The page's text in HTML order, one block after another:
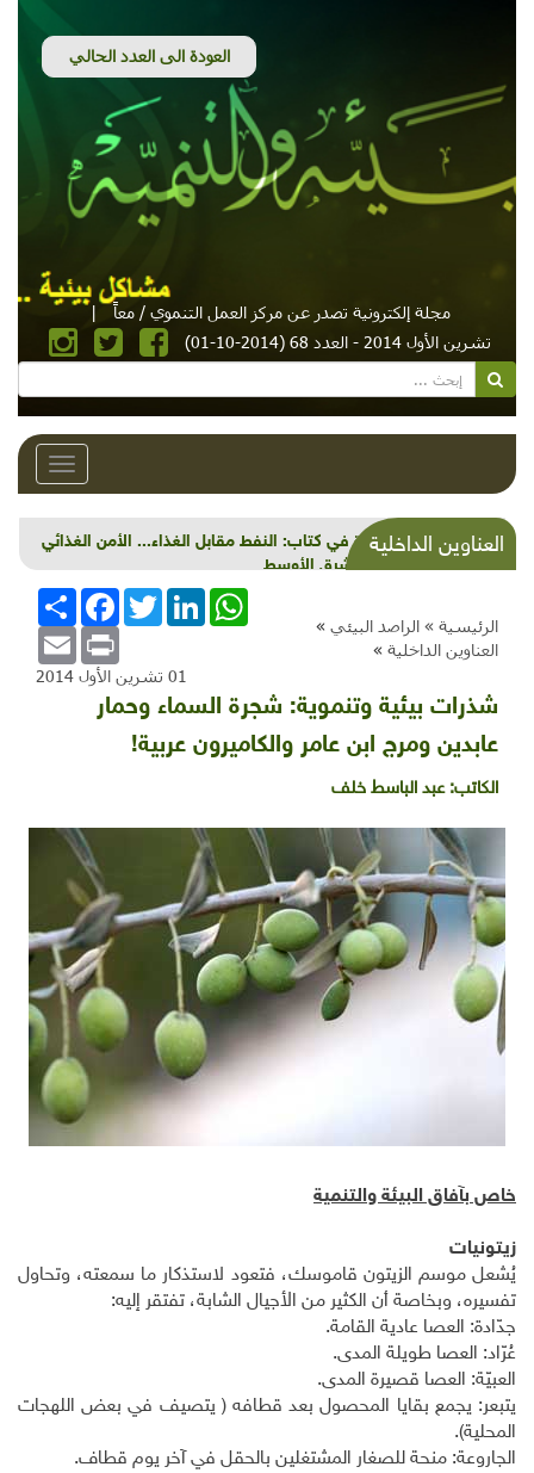
مجلة إلكترونية تصدر عن مركز العمل التنموي / معاً
|
تشرين الأول 2014 - العدد 68 (2014-10-01)
Toggle
العناوين الداخليةالبيئة في أدب غادة السمان
الرئيسية » الراصد البيئي »
العناوين الداخلية »
انشر
FacebookTwitterLinkedInWhatsApp
Email Print
01 تشرين الأول 2014
شذرات بيئية وتنموية: شجرة السماء وحمار
عابدين ومرج ابن عامر والكاميرون عربية!
الكاتب:عبد الباسط خلف
خاص بآفاق البيئة والتنمية
زيتونيات
يُشعل موسم الزيتون قاموسك، فتعود لاستذكار ما سمعته، وتحاول
تفسيره، وبخاصة أن الكثير من الأجيال الشابة، تفتقر إليه:
جدّادة: العصا عادية القامة.
عُرّاد: العصا طويلة المدى.
العبيّة: العصا قصيرة المدى.
يتبعر: يجمع بقايا المحصول بعد قطافه ( يتصيف في بعض اللهجات
المحلية).
الجاروعة: منحة للصغار المشتغلين بالحقل في آخر يوم قطاف.